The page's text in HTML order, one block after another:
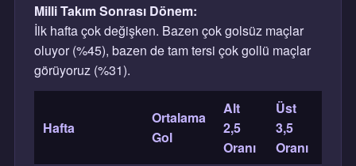
Milli Takım Sonrası Dönem:
İlk hafta çok değişken. Bazen çok golsüz maçlar
oluyor (%45), bazen de tam tersi çok gollü maçlar
görüyoruz (%31).
Hafta
Ortalama
Gol
Alt
2,5
Oranı
Üst
3,5
Oranı